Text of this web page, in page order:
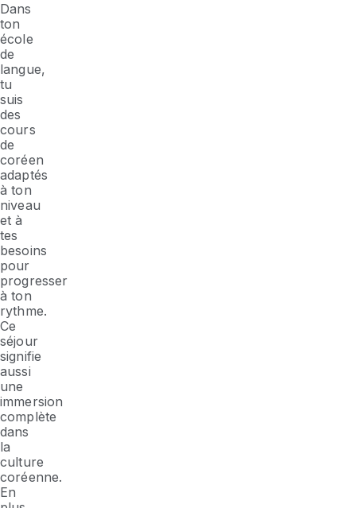
Dans
ton
école
de
langue,
tu
suis
des
cours
de
coréen
adaptés
à ton
niveau
et à
tes
besoins
pour
progresser
à ton
rythme.
Ce
séjour
signifie
aussi
une
immersion
complète
dans
la
culture
coréenne.
En